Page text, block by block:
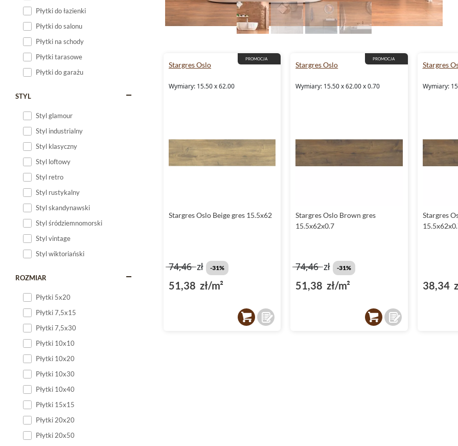
Płytki do łazienki
Płytki do salonu
Płytki na schody
Płytki tarasowe
Płytki do garażu
STYL
Styl glamour
Styl industrialny
Styl klasyczny
Styl loftowy
Styl retro
Styl rustykalny
Styl skandynawski
Styl śródziemnomorski
Styl vintage
Styl wiktoriański
ROZMIAR
Płytki 5x20
Płytki 7,5x15
Płytki 7,5x30
Płytki 10x10
Płytki 10x20
Płytki 10x30
Płytki 10x40
Płytki 15x15
Płytki 20x20
Płytki 20x50
PROMOCJA
Stargres Oslo
Wymiary: 15.50 x 62.00
Stargres Oslo Beige gres 15.5x62
74,46zł -31%
51,38 zł/m²
PROMOCJA
Stargres Oslo
Wymiary: 15.50 x 62.00 x 0.70
Stargres Oslo Brown gres
15.5x62x0.7
74,46zł -31%
51,38 zł/m²
Stargres
Wymiary:
Stargres
38,34